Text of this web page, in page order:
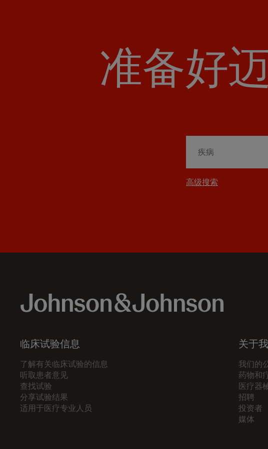
准备好
高级搜索
临床试验信息
了解有关临床试验的信息
听取患者意见
查找试验
分享试验结果
适用于医疗专业人员
关于
我们的
药物和
医疗器
招聘
投资者
媒体